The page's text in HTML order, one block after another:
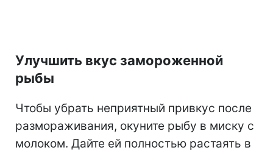
Улучшить вкус замороженной
рыбы
Чтобы убрать неприятный привкус после
размораживания, окуните рыбу в миску с
молоком. Дайте ей полностью растаять в